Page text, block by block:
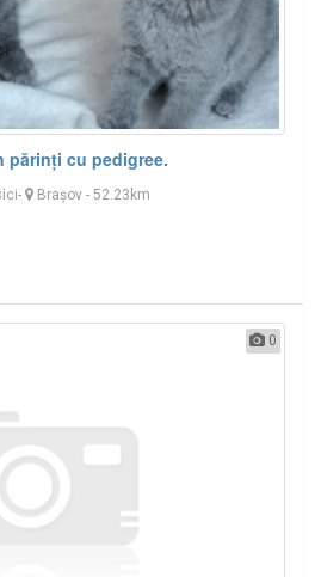
părinți cu pedigree.
- Braşov- 52.23km
0